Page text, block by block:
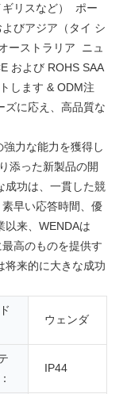
ギリスなど） ポー
びアジア（タイ シ
ーストラリア ニュ
および ROHS SAA
します & ODM注
ズに応え、高品質な
力な能力を獲得し
添った新製品の開
成功は、一貫した競
早い応答時間、優
以来、WENDAは
高のものを提供す
将来的に大きな成功
ウェンダ
IP44